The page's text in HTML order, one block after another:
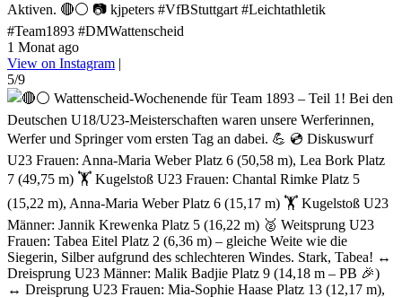
Aktiven. 🔴⚪ 📷 kjpeters #VfBStuttgart #Leichtathletik
#Team1893 #DMWattenscheid
1 Monat ago
View on Instagram |
5/9